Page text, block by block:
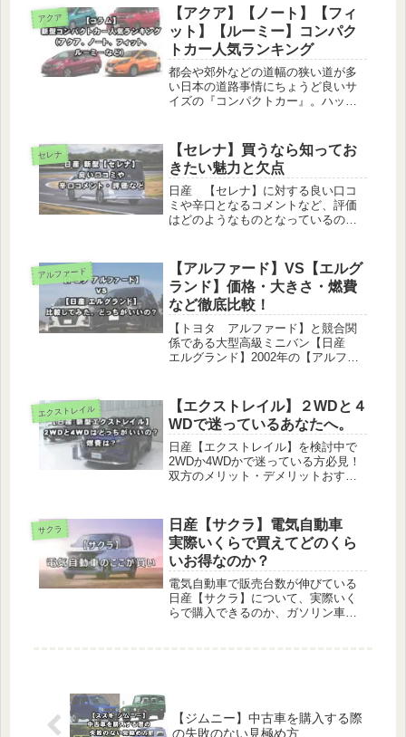
討中の方必見の内容でお届けしま
す！
アクア
【アクア】【ノート】【フィ
ット】【ルーミー】コンパク
トカー人気ランキング
都会や郊外などの道幅の狭い道が多
い日本の道路事情にちょうど良いサ
イズの『コンパクトカー』。ハッチ
ンも登場するなど選択肢が増えてい
ます。小回りなど使い勝手の良さが
魅力的なコンパク...
セレナ
【セレナ】買うなら知ってお
きたい魅力と欠点
日産 【セレナ】に対する良い口コ
ミや辛口となるコメントなど、評価
はどのようなものとなっているので
すが、競争の激しいミドルクラスミ
ニバン車の中でも最後に登場する車
種と言うこ...
アルファード
【アルファード】VS【エルグ
ランド】価格・大きさ・燃費
など徹底比較！
【トヨタ アルファード】と競合関
係である大型高級ミニバン【日産
エルグランド】2002年の【アルファ
ます。スペックが似通っている【ア
ルファード】と【エルグランド】、
トヨタと日産...
エクストレイル
【エクストレイル】２WDと４
WDで迷っているあなたへ。
日産【エクストレイル】を検討中で
2WDか4WDかで迷っている方必見！
双方のメリット・デメリットおすす
サクラ
日産【サクラ】電気自動車
実際いくらで買えてどのくら
いお得なのか？
電気自動車で販売台数が伸びている
日産【サクラ】について、実際いく
らで購入できるのか、ガソリン車と
【ジムニー】中古車を購入する際
の失敗のない見極め方